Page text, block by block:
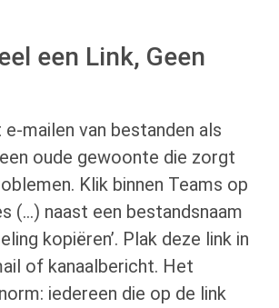
een Link, Geen
mailen van bestanden als
oude gewoonte die zorgt
Klik binnen Teams op
(…) naast een bestandsnaam
kopiëren’. Plak deze link in
of kanaalbericht. Het
iedereen die op de link